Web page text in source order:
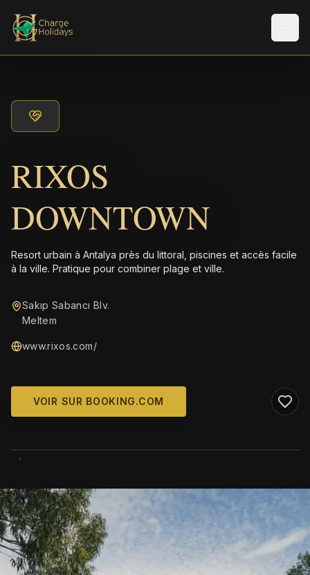
RIXOS
DOWNTOWN
Resort urbain à Antalya près du littoral, piscines et accès facile
à la ville. Pratique pour combiner plage et ville.
Sakıp Sabancı Blv.
Meltem
www.rixos.com/
VOIR SUR BOOKING.COM